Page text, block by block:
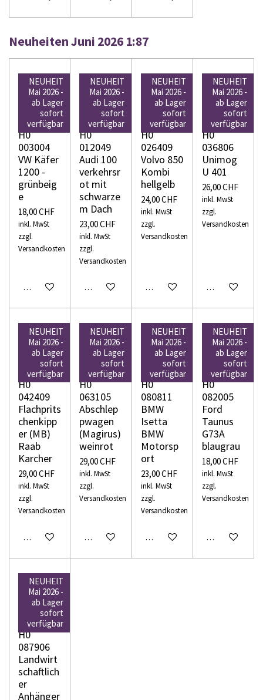
Neuheiten Juni 2026 1:87
NEUHEIT
Mai 2026 -
ab Lager
sofort
verfügbar
WIKING
H0
003004
VW Käfer
1200 -
grünbeig
e
18,00 CHF
inkl. MwSt
zzgl.
Versandkosten
In den Warenkorb
NEUHEIT
Mai 2026 -
ab Lager
sofort
verfügbar
WIKING
H0
012049
Audi 100
verkehrsr
ot mit
schwarze
m Dach
23,00 CHF
inkl. MwSt
zzgl.
Versandkosten
In den Warenkorb
NEUHEIT
Mai 2026 -
ab Lager
sofort
verfügbar
WIKING
H0
026409
Volvo 850
Kombi
hellgelb
24,00 CHF
inkl. MwSt
zzgl.
Versandkosten
In den Warenkorb
NEUHEIT
Mai 2026 -
ab Lager
sofort
verfügbar
WIKING
H0
036806
Unimog
U 401
26,00 CHF
inkl. MwSt
zzgl.
Versandkosten
In den
NEUHEIT
Mai 2026 -
ab Lager
sofort
verfügbar
WIKING
H0
042409
Flachprits
chenkipp
er (MB)
Raab
Karcher
29,00 CHF
inkl. MwSt
zzgl.
Versandkosten
In den Warenkorb
NEUHEIT
Mai 2026 -
ab Lager
sofort
verfügbar
WIKING
H0
063105
Abschlep
pwagen
(Magirus)
weinrot
29,00 CHF
inkl. MwSt
zzgl.
Versandkosten
In den Warenkorb
NEUHEIT
Mai 2026 -
ab Lager
sofort
verfügbar
WIKING
H0
080811
BMW
Isetta
BMW
Motorsp
ort
23,00 CHF
inkl. MwSt
zzgl.
Versandkosten
In den Warenkorb
NEUHEIT
Mai 2026 -
ab Lager
sofort
verfügbar
WIKING
H0
082005
Ford
Taunus
G73A
blaugrau
18,00 CHF
inkl. MwSt
zzgl.
Versandkosten
In den
NEUHEIT
Mai 2026 -
ab Lager
sofort
verfügbar
WIKING
H0
087906
Landwirt
schaftlich
er
Anhänger